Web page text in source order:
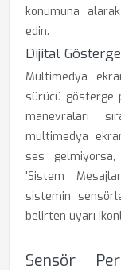
konumuna alarak
edin.
Dijital
Multimedya
sürücü gösterge
manevraları
multimedya
ses
'Sistem
sistemin
belirten uyarı
Sensör